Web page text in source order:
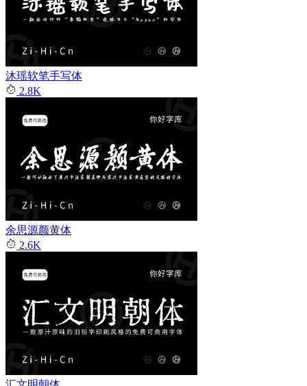
沐瑶软笔手写体
2.8K
余思源颜黄体
2.6K